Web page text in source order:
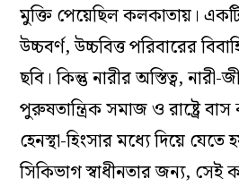
মুক্তি পেয়েছিল কলকাতায়।
উচ্চবর্ণ, উচ্চবিত্ত পরিবারের
ছবি। কিন্তু নারীর অস্তিত্ব, নারী-
পুরুষতান্ত্রিক সমাজ ও রাষ্ট্রে
হেনস্থা-হিংসার মধ্যে দিয়ে
সিকিভাগ স্বাধীনতার জন্য,